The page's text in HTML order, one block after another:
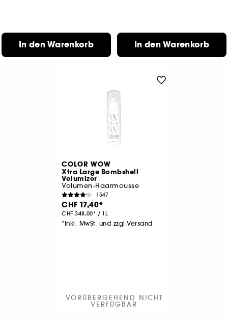
In den Warenkorb In den Warenkorb
COLOR WOW
Xtra Large Bombshell
Volumizer
Volumen-Haarmousse
1547
CHF 17,40
CHF 348,00 / 1L
*Inkl. MwSt. und zzgl.Versand
VORÜBERGEHEND NICHT
VERFÜGBAR